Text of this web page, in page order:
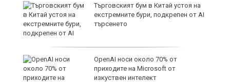
Търговският бум в Китай устоя на
екстремните бури, подкрепен от AI
търсенето
OpenAI носи около 70% от
приходите на Microsoft от
изкуствен интелект